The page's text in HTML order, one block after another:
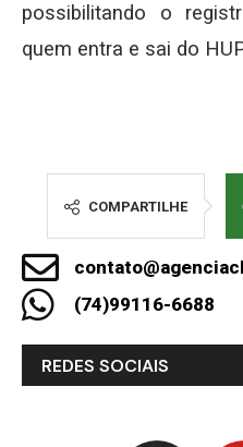
possibilitando o
quem entra e sai do
COMPARTILHE
(74)99116-6688
REDES SOCIAIS